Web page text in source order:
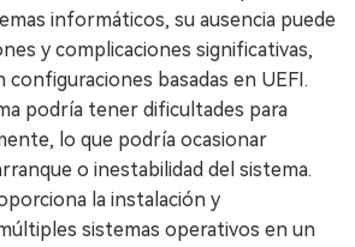
informáticos, su ausencia puede
y complicaciones significativas,
basadas en UEFI.
podría tener dificultades para
lo que podría ocasionar
o inestabilidad del sistema.
la instalación y
sistemas operativos en un